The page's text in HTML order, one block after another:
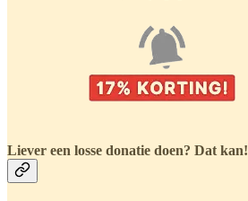
Liever een losse donatie doen? Dat kan!